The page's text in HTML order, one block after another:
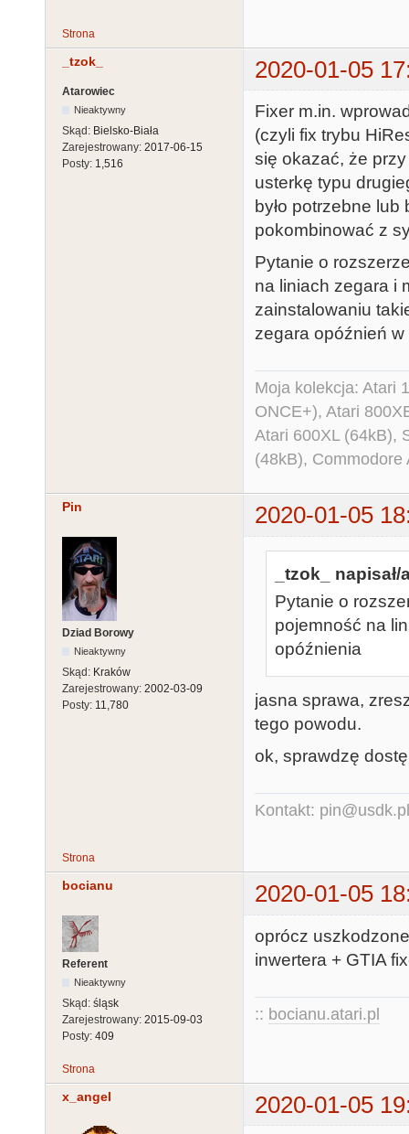
Strona
_tzok_ 2020-01-05
Atarowiec
Nieaktywny
Skąd: Bielsko-Biała
Zarejestrowany: 2017-06-15
Posty: 1,516
Fixer m.in.
(czyli fix trybu
się okazać, że
usterkę typu
było potrzebne
pokombinować z
Pytanie o
na liniach zegara i
zainstalowaniu
zegara opóźnień w
Moja kolekcja: Atari
ONCE+), Atari
Atari 600XL (64kB),
(48kB),
Pin 2020-01-05
Dziad Borowy
Nieaktywny
Skąd: Kraków
Zarejestrowany: 2002-03-09
Posty: 11,780
_tzok_ napisał/
Pytanie o
pojemność na
opóźnienia
jasna sprawa,
tego powodu.
ok, sprawdzę
Kontakt: pin@usdk.pl
Strona
bocianu 2020-01-05
Referent
Nieaktywny
Skąd: śląsk
Zarejestrowany: 2015-09-03
Posty: 409
oprócz
inwertera + GTIA
:: bocianu.atari.pl
Strona
x_angel 2020-01-05